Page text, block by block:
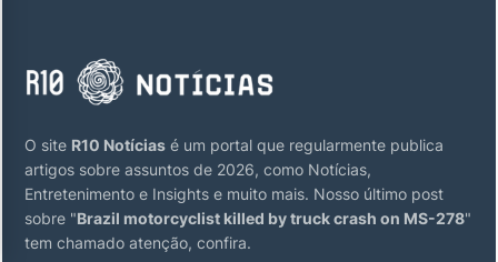
O site R10 Notícias é um portal que regularmente publica
artigos sobre assuntos de 2026, como Notícias,
Entretenimento e Insights e muito mais. Nosso último post
sobre "Brazil motorcyclist killed by truck crash on MS-278"
tem chamado atenção, confira.